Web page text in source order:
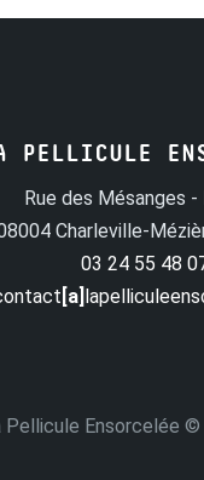
PELLICULE
Rue des Mésanges -
Charleville-
03 24 55 48
[a]
Pellicule Ensorcelée ©